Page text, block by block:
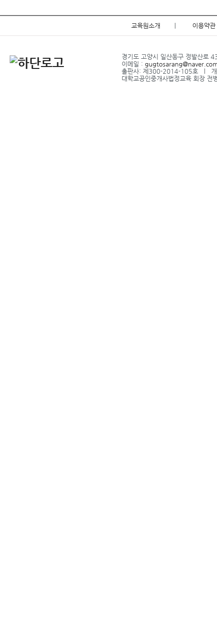
교육원소개 이용약관
경기도 고양시 일산동구 정발산
이메일 :
출판사: 제300-2014-105호 l 개
대학교공인중개사법정교육 회장